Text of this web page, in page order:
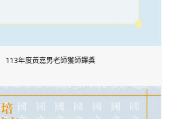
113年度黃嘉男老師獲師鐸獎